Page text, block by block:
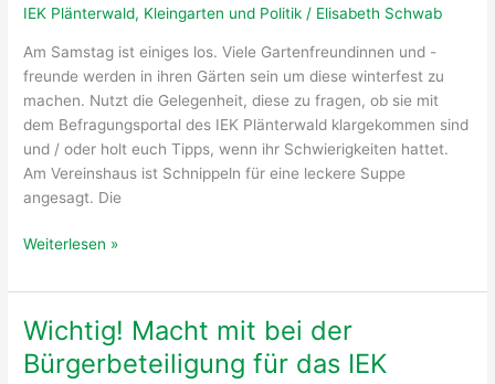
Anmeldung
Plätze
begrenzt!
IEK Plänterwald, Kleingarten und Politik / Elisabeth Schwab
Am Samstag ist einiges los. Viele Gartenfreundinnen und -
freunde werden in ihren Gärten sein um diese winterfest zu
machen. Nutzt die Gelegenheit, diese zu fragen, ob sie mit
dem Befragungsportal des IEK Plänterwald klargekommen sind
und / oder holt euch Tipps, wenn ihr Schwierigkeiten hattet.
Am Vereinshaus ist Schnippeln für eine leckere Suppe
angesagt. Die
Vernetzt
Weiterlesen »
Wichtig! Macht mit bei der
Bürgerbeteiligung für das IEK